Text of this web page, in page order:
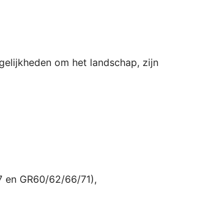
om het landschap, zijn
en GR60/62/66/71),